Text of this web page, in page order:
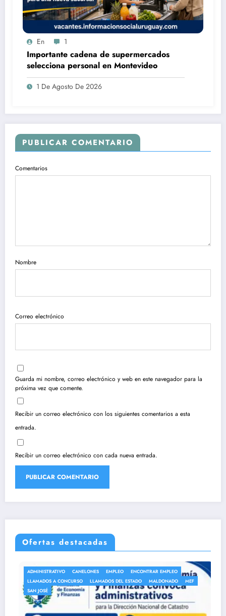
En 1
Importante cadena de supermercados
selecciona personal en Montevideo
1 De Agosto De 2026
PUBLICAR COMENTARIO
Comentarios
Nombre
Correo electrónico
Guarda mi nombre, correo electrónico y web en este navegador para la
próxima vez que comente.
Recibir un correo electrónico con los siguientes comentarios a esta
entrada.
Recibir un correo electrónico con cada nueva entrada.
Ofertas destacadas
CANELONES EMPLEO
ENCONTRAR EMPLEO
A CONCURSO
LLAMADOS DEL ESTADO MALDONADO
MEF